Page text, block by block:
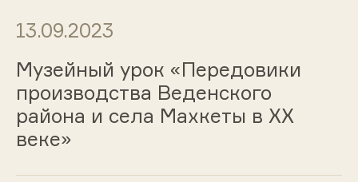
13.09.2023
Музейный урок «Передовики
производства Веденского
района и села Махкеты в ХХ
веке»